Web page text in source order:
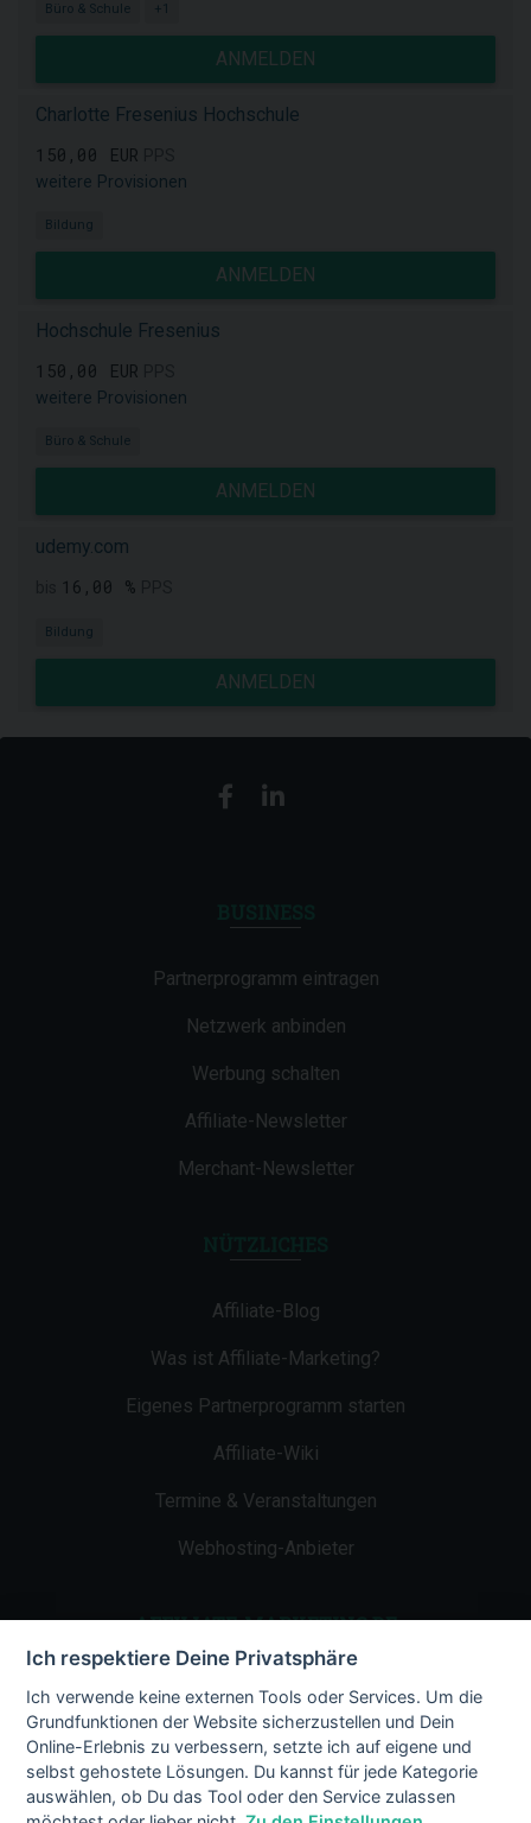
Büro & Schule +1
ANMELDEN
Charlotte Fresenius Hochschule
150,00 EUR
weitere Provisionen
Bildung
ANMELDEN
Hochschule Fresenius
150,00 EUR
weitere Provisionen
Büro & Schule
ANMELDEN
udemy.com
16,00 %
Bildung
ANMELDEN
Partnerprogramm eintragen
Netzwerk anbinden
Werbung schalten
Affiliate-Newsletter
Merchant-Newsletter
Affiliate-Blog
Was ist Affiliate-Marketing?
Eigenes Partnerprogramm starten
Affiliate-Wiki
Termine & Veranstaltungen
Webhosting-Anbieter
AFFILIATE-MARKETING.DE
Impressum
Kontakt
Datenschutz
Ich respektiere Deine Privatsphäre
Ich verwende keine externen Tools oder Services. Um die
Grundfunktionen der Website sicherzustellen und Dein
Online-Erlebnis zu verbessern, setzte ich auf eigene und
selbst gehostete Lösungen. Du kannst für jede Kategorie
auswählen, ob Du das Tool oder den Service zulassen